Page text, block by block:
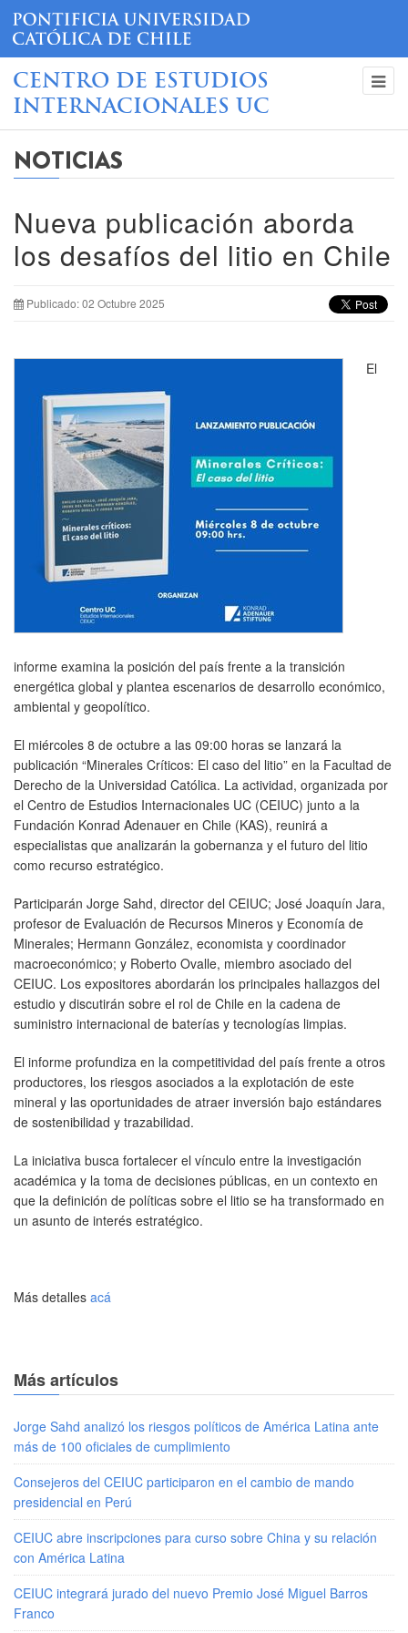
CENTRO DE ESTUDIOS
INTERNACIONALES UC
NOTICIAS
Nueva publicación aborda
los desafíos del litio en Chile
Publicado: 02 Octubre 2025
El
informe examina la posición del país frente a la transición
energética global y plantea escenarios de desarrollo económico,
ambiental y geopolítico.
El miércoles 8 de octubre a las 09:00 horas se lanzará la
publicación “Minerales Críticos: El caso del litio” en la Facultad de
Derecho de la Universidad Católica. La actividad, organizada por
el Centro de Estudios Internacionales UC (CEIUC) junto a la
Fundación Konrad Adenauer en Chile (KAS), reunirá a
especialistas que analizarán la gobernanza y el futuro del litio
como recurso estratégico.
Participarán Jorge Sahd, director del CEIUC; José Joaquín Jara,
profesor de Evaluación de Recursos Mineros y Economía de
Minerales; Hermann González, economista y coordinador
macroeconómico; y Roberto Ovalle, miembro asociado del
CEIUC. Los expositores abordarán los principales hallazgos del
estudio y discutirán sobre el rol de Chile en la cadena de
suministro internacional de baterías y tecnologías limpias.
El informe profundiza en la competitividad del país frente a otros
productores, los riesgos asociados a la explotación de este
mineral y las oportunidades de atraer inversión bajo estándares
de sostenibilidad y trazabilidad.
La iniciativa busca fortalecer el vínculo entre la investigación
académica y la toma de decisiones públicas, en un contexto en
que la definición de políticas sobre el litio se ha transformado en
un asunto de interés estratégico.
Más detalles acá
Más artículos
Jorge Sahd analizó los riesgos políticos de América Latina ante
más de 100 oficiales de cumplimiento
Consejeros del CEIUC participaron en el cambio de mando
presidencial en Perú
CEIUC abre inscripciones para curso sobre China y su relación
con América Latina
CEIUC integrará jurado del nuevo Premio José Miguel Barros
Franco